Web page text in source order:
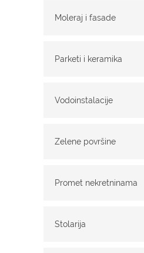
Moleraj i fasade
Parketi i keramika
Vodoinstalacije
Zelene površine
Promet nekretninama
Stolarija